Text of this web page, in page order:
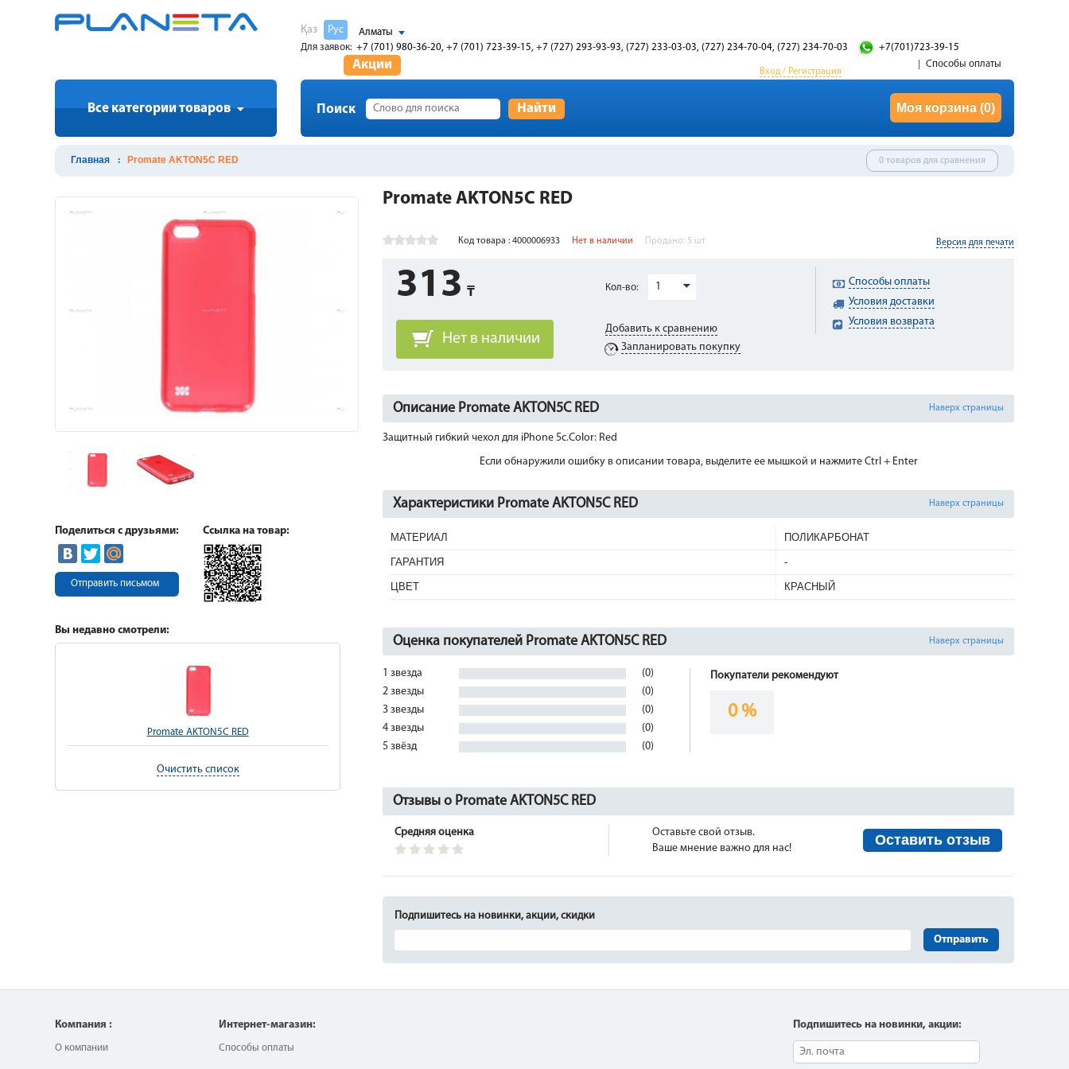
Қаз Рус
Алматы
Для заявок: +7 (701) 980-36-20, +7 (701) 723-39-15, +7 (727) 293-93-93, (727) 233-03-03, (727) 234-70-04, (727) 234-70-03 +7(701)723-39-15
Вход / Регистрация
Акции Способы оплаты
Все категории товаров Поиск Найти Моя корзина (0)
Главная Promate AKTON5C RED 0 товаров для сравнения
Поделиться с друзьями:
Отправить письмом
Ссылка на товар:
Вы недавно смотрели:
Promate AKTON5C RED
Очистить список
Promate AKTON5C RED
Код товара : 4000006933 Нет в наличии Продано: 5 шт Версия для печати
313
Нет в наличии
Кол-во: 1
Добавить к сравнению
Запланировать покупку
Способы оплаты
Условия доставки
Условия возврата
Описание Promate AKTON5C RED Наверх страницы
Защитный гибкий чехол для iPhone 5c.Color: Red
Если обнаружили ошибку в описании товара, выделите ее мышкой и нажмите Ctrl + Enter
Характеристики Promate AKTON5C RED Наверх страницы
МАТЕРИАЛ ПОЛИКАРБОНАТ
ГАРАНТИЯ -
ЦВЕТ КРАСНЫЙ
Оценка покупателей Promate AKTON5C RED Наверх страницы
1 звезда
(0)
2 звезды
(0)
3 звезды
(0)
4 звезды
(0)
5 звёзд
(0)
Покупатели рекомендуют
0 %
Отзывы о Promate AKTON5C RED
Средняя оценка
Оставьте свой отзыв.
Ваше мнение важно для нас!
Оставить отзыв
Подпишитесь на новинки, акции, скидки
Отправить
Компания :
О компании
Интернет-магазин:
Способы оплаты
Подпишитесь на новинки, акции: